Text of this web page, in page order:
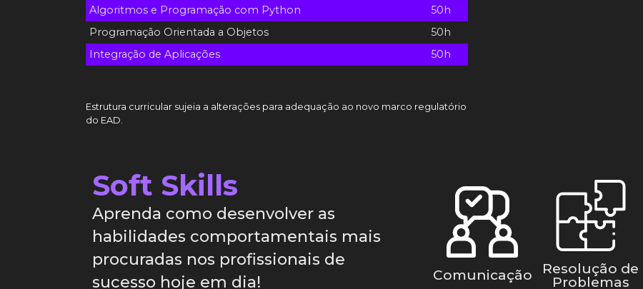
Algoritmos e Programação com Python
50h
Programação Orientada a Objetos
50h
Integração de Aplicações
50h
Estrutura curricular sujeia a alterações para adequação ao novo marco regulatório
do EAD.
Soft Skills
Aprenda como desenvolver as
habilidades comportamentais mais
procuradas nos profissionais de
sucesso hoje em dia!
Comunicação
Resolução de
Problemas